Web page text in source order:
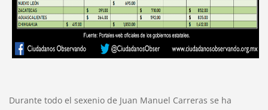
Durante todo el sexenio de Juan Manuel Carreras se ha